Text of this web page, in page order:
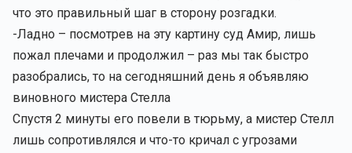
что это правильный шаг в сторону розгадки.
-Ладно – посмотрев на эту картину суд Амир, лишь
пожал плечами и продолжил – раз мы так быстро
разобрались, то на сегодняшний день я объявляю
виновного мистера Стелла
Спустя 2 минуты его повели в тюрьму, а мистер Стелл
лишь сопротивлялся и что-то кричал с угрозами